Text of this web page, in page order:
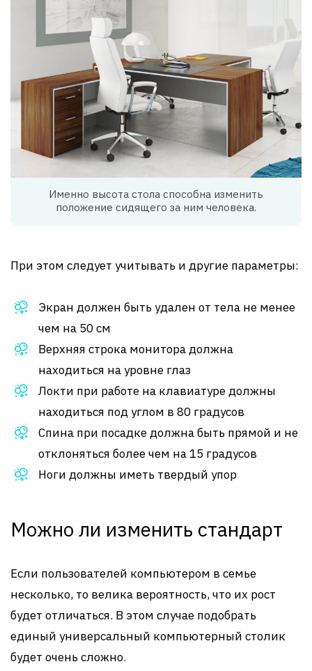
Именно высота стола способна изменить
положение сидящего за ним человека.
При этом следует учитывать и другие параметры:
Экран должен быть удален от тела не менее
чем на 50 см
Верхняя строка монитора должна
находиться на уровне глаз
Локти при работе на клавиатуре должны
находиться под углом в 80 градусов
Спина при посадке должна быть прямой и не
отклоняться более чем на 15 градусов
Ноги должны иметь твердый упор
Можно ли изменить стандарт
Если пользователей компьютером в семье
несколько, то велика вероятность, что их рост
будет отличаться. В этом случае подобрать
единый универсальный компьютерный столик
будет очень сложно.